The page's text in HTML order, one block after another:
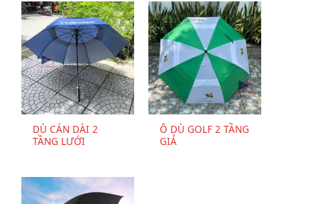
DÙ CÁN DÀI 2
TẦNG LƯỚI
Ô DÙ GOLF 2 TẦNG
GIẢ